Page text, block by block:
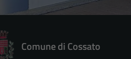
Comune di Cossato